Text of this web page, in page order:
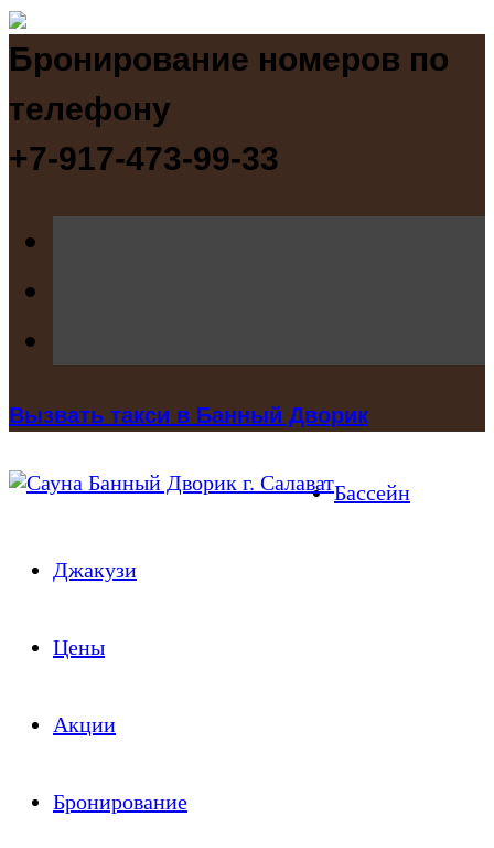
Бронирование номеров по
телефону
+7-917-473-99-33
Вызвать такси в Банный Дворик
Бассейн
Джакузи
Цены
Акции
Бронирование